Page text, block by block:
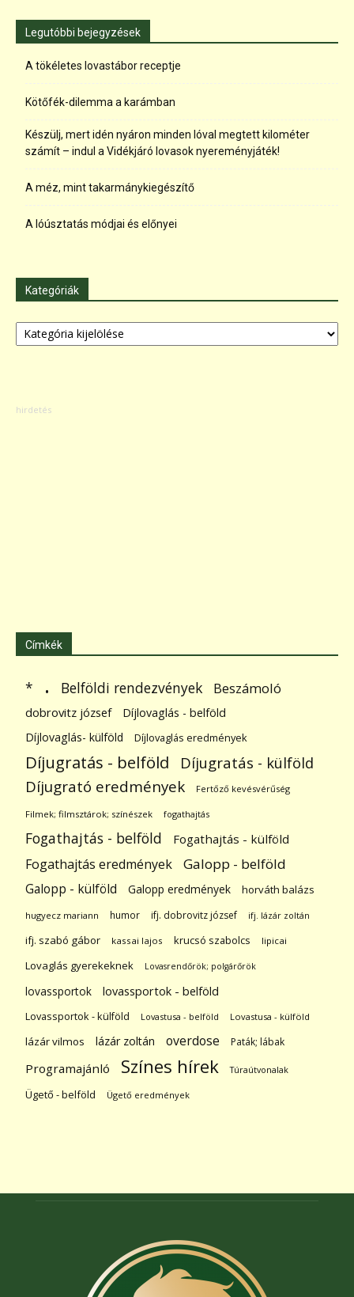
Legutóbbi bejegyzések
A tökéletes lovastábor receptje
Kötőfék-dilemma a karámban
Készülj, mert idén nyáron minden lóval megtett kilométer
számít – indul a Vidékjáró lovasok nyereményjáték!
A méz, mint takarmánykiegészítő
A lóúsztatás módjai és előnyei
Kategóriák
Kategóriák
Címkék
* . Belföldi rendezvények Beszámoló
dobrovitz józsef
Díjlovaglás - belföld
Díjlovaglás- külföld
Díjlovaglás eredmények
Díjugratás - belföld Díjugratás - külföld
Díjugrató eredmények Fertőző kevésvérűség
Filmek; filmsztárok; színészek fogathajtás
Fogathajtás - belföld Fogathajtás - külföld
Fogathajtás eredmények Galopp - belföld
Galopp - külföld Galopp eredmények horváth balázs
hugyecz mariann humor ifj. dobrovitz józsef ifj. lázár zoltán
ifj. szabó gábor kassai lajos krucsó szabolcs lipicai
Lovaglás gyerekeknek Lovasrendőrök; polgárőrök
lovassportok lovassportok - belföld
Lovassportok - külföld Lovastusa - belföld Lovastusa - külföld
lázár vilmos lázár zoltán overdose Paták; lábak
Programajánló Színes hírek Túraútvonalak
Ügető - belföld Ügető eredmények